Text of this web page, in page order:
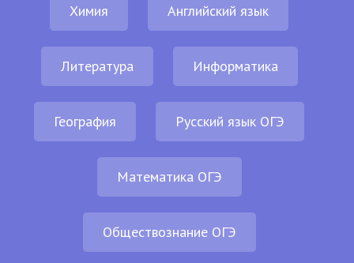
Химия Английский язык
Литература Информатика
География Русский язык ОГЭ
Математика ОГЭ
Обществознание ОГЭ